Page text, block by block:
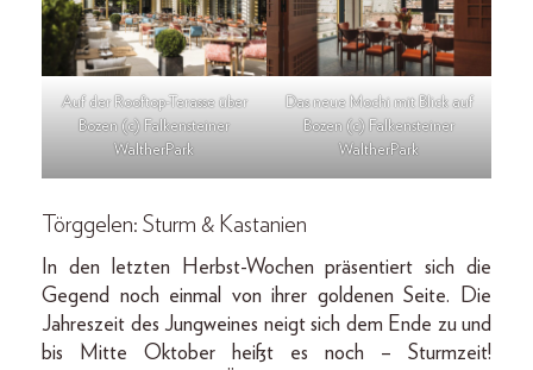
Auf der Rooftop-Terasse über
Bozen (c) Falkensteiner
WaltherPark
Das neue Mochi mit Blick auf
Bozen (c) Falkensteiner
WaltherPark
Törggelen: Sturm & Kastanien
In den letzten Herbst-Wochen präsentiert sich die
Gegend noch einmal von ihrer goldenen Seite. Die
Jahreszeit des Jungweines neigt sich dem Ende zu und
bis Mitte Oktober heißt es noch – Sturmzeit!